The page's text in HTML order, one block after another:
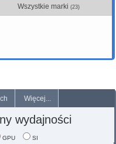
Wszystkie marki (23)
Więcej...
wydajności
GPU SI